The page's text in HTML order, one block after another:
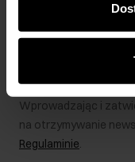
partnerom
analitycznym.
podczas
Wprowadzając i
na otrzymywanie
Regulaminie.